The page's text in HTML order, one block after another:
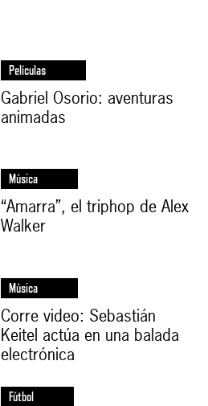
Películas
Gabriel Osorio: aventuras
animadas
Música
“Amarra”, el triphop de Alex
Walker
Música
Corre video: Sebastián
Keitel actúa en una balada
electrónica
Fútbol